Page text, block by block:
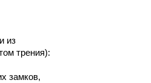
из
трения):
замков,